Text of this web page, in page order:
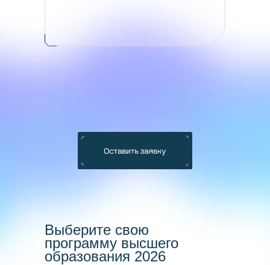
Выберите свою
программу высшего
образования 2026